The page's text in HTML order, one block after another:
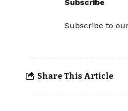
Subscribe
Subscribe to
Share This Article